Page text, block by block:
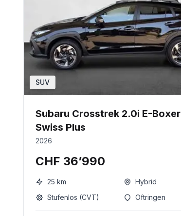
SUV
Subaru Crosstrek 2.0i E-Boxer
Swiss Plus
2026
CHF 36’990
25 km
Hybrid
Stufenlos (CVT)
Oftringen